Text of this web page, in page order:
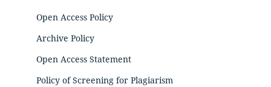
Open Access Policy
Archive Policy
Open Access Statement
Policy of Screening for Plagiarism